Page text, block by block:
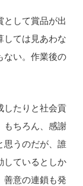
して賞品が出
しては見あわな
ない。作業後の
したりと社会貢
もちろん、感謝
思うのだが、誰
しているとしか
善意の連鎖も発